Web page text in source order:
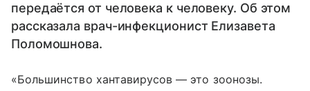
передаётся от человека к человеку. Об этом
рассказала врач-инфекционист Елизавета
Поломошнова.
«Большинство хантавирусов — это зоонозы.